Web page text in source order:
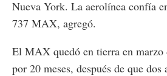
Nueva York. La aerolínea confía
737 MAX, agregó.
El MAX quedó en tierra en marzo
por 20 meses, después de que dos